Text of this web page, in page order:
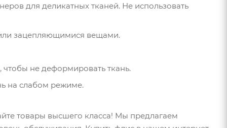
для деликатных тканей. Не использовать
зацепляющимися вещами.
не деформировать ткань.
на слабом режиме.
товары высшего класса! Мы предлагаем